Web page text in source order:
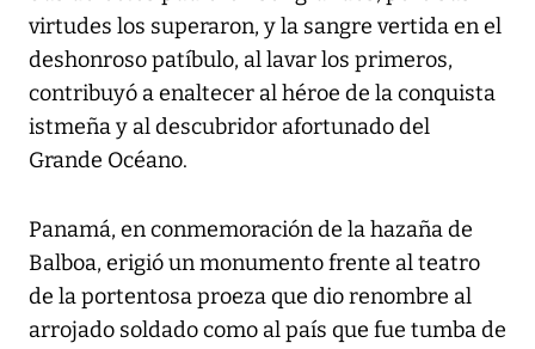
virtudes los superaron, y la sangre vertida en el
deshonroso patíbulo, al lavar los primeros,
contribuyó a enaltecer al héroe de la conquista
istmeña y al descubridor afortunado del
Grande Océano.
Panamá, en conmemoración de la hazaña de
Balboa, erigió un monumento frente al teatro
de la portentosa proeza que dio renombre al
arrojado soldado como al país que fue tumba de